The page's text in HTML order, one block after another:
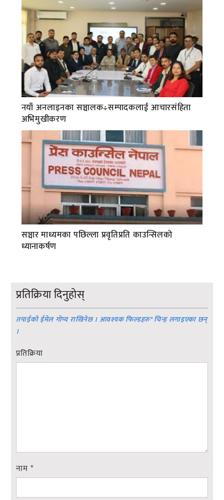
नयाँ अनलाइनका सञ्चालक÷सम्पादकलाई आचारसंहिता
अभिमुखीकरण
सञ्चार माध्यमका पछिल्ला प्रवृतिप्रति काउन्सिलको
ध्यानाकर्षण
प्रतिक्रिया दिनुहोस्
तपाईको ईमेल गोप्य राखिनेछ । आवश्यक फिल्डहरु*चिन्ह लगाइएका छन्
।
प्रतिक्रिया
नाम *